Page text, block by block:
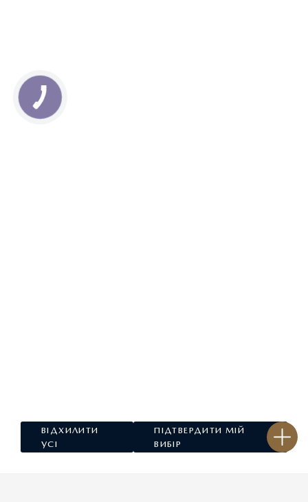
ЗАПИТАЙ ПРО ПРОПОЗИЦІЮ
ВІДХИЛИТИ
УСІ
ПІДТВЕРДИТИ МІЙ
ВИБІР